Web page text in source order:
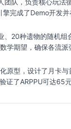
完成了Demo开发
、20种遗物的随机组
学期望，确保各流派
原型，设计了月卡与
证了ARPPU可达65元